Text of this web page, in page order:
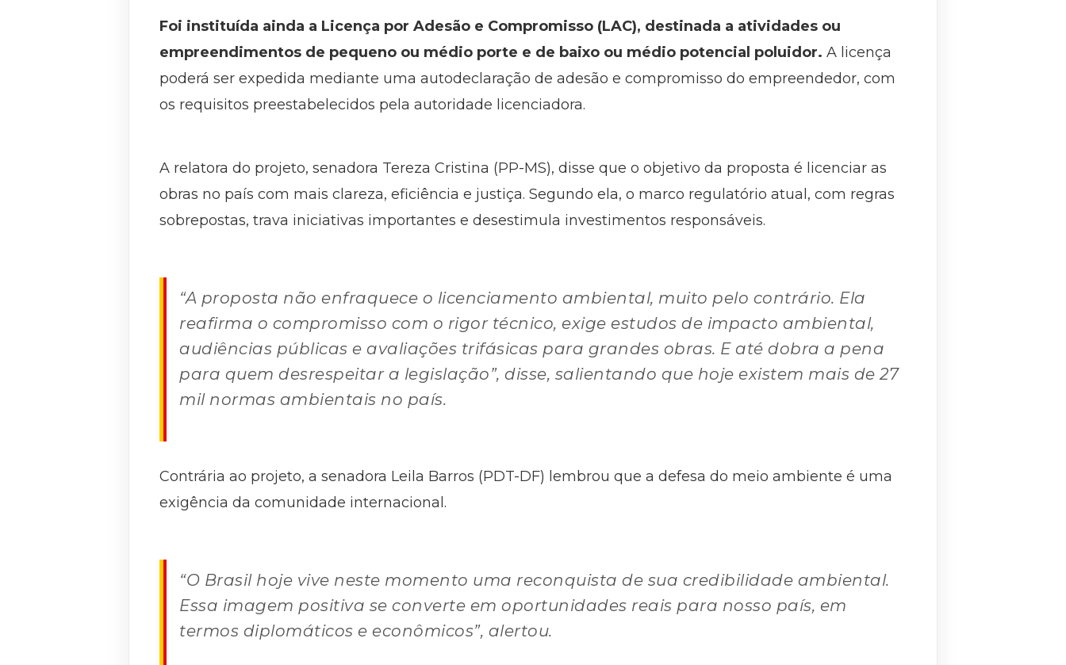
Foi instituída ainda a Licença por Adesão e Compromisso (LAC), destinada a atividades ou
empreendimentos de pequeno ou médio porte e de baixo ou médio potencial poluidor. A licença
poderá ser expedida mediante uma autodeclaração de adesão e compromisso do empreendedor, com
os requisitos preestabelecidos pela autoridade licenciadora.
A relatora do projeto, senadora Tereza Cristina (PP-MS), disse que o objetivo da proposta é licenciar as
obras no país com mais clareza, eficiência e justiça. Segundo ela, o marco regulatório atual, com regras
sobrepostas, trava iniciativas importantes e desestimula investimentos responsáveis.
“A proposta não enfraquece o licenciamento ambiental, muito pelo contrário. Ela
reafirma o compromisso com o rigor técnico, exige estudos de impacto ambiental,
audiências públicas e avaliações trifásicas para grandes obras. E até dobra a pena
para quem desrespeitar a legislação”, disse, salientando que hoje existem mais de 27
mil normas ambientais no país.
Contrária ao projeto, a senadora Leila Barros (PDT-DF) lembrou que a defesa do meio ambiente é uma
exigência da comunidade internacional.
“O Brasil hoje vive neste momento uma reconquista de sua credibilidade ambiental.
Essa imagem positiva se converte em oportunidades reais para nosso país, em
termos diplomáticos e econômicos”, alertou.